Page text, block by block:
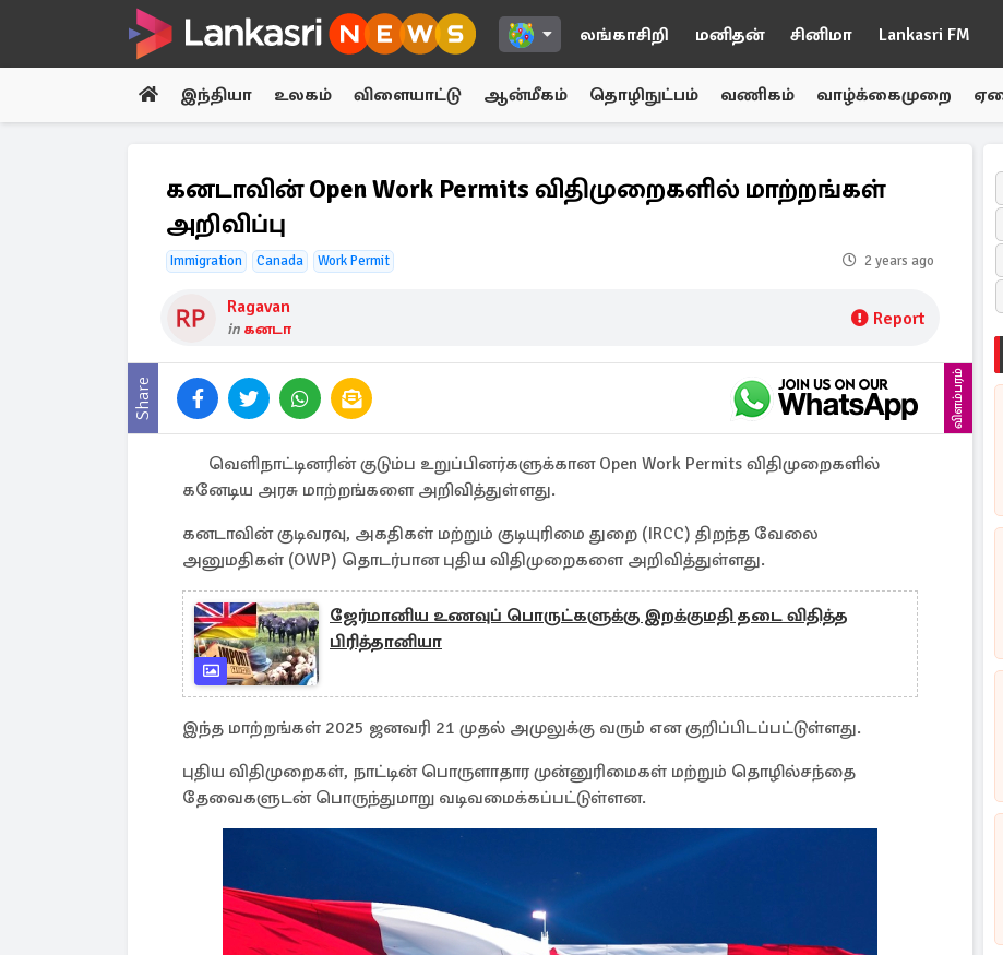
லங்காசிறி மனிதன் சினிமா Lankasri FM
இந்தியா உலகம் விளையாட்டு ஆன்மீகம் தொழிநுட்பம் வணிகம் வாழ்க்கைமுறை
கனடாவின் Open Work Permits விதிமுறைகளில் மாற்றங்கள்
அறிவிப்பு
Immigration Canada Work Permit 2 years ago
Ragavan
in கனடா Report
Share விளம்பரம்
வெளிநாட்டினரின் குடும்ப உறுப்பினர்களுக்கான Open Work Permits விதிமுறைகளில்
கனேடிய அரசு மாற்றங்களை அறிவித்துள்ளது.
கனடாவின் குடிவரவு, அகதிகள் மற்றும் குடியுரிமை துறை (IRCC) திறந்த வேலை
அனுமதிகள் (OWP) தொடர்பான புதிய விதிமுறைகளை அறிவித்துள்ளது.
ஜேர்மானிய உணவுப் பொருட்களுக்கு இறக்குமதி தடை விதித்த
பிரித்தானியா
இந்த மாற்றங்கள் 2025 ஜனவரி 21 முதல் அமுலுக்கு வரும் என குறிப்பிடப்பட்டுள்ளது.
புதிய விதிமுறைகள், நாட்டின் பொருளாதார முன்னுரிமைகள் மற்றும் தொழில்சந்தை
தேவைகளுடன் பொருந்துமாறு வடிவமைக்கப்பட்டுள்ளன.